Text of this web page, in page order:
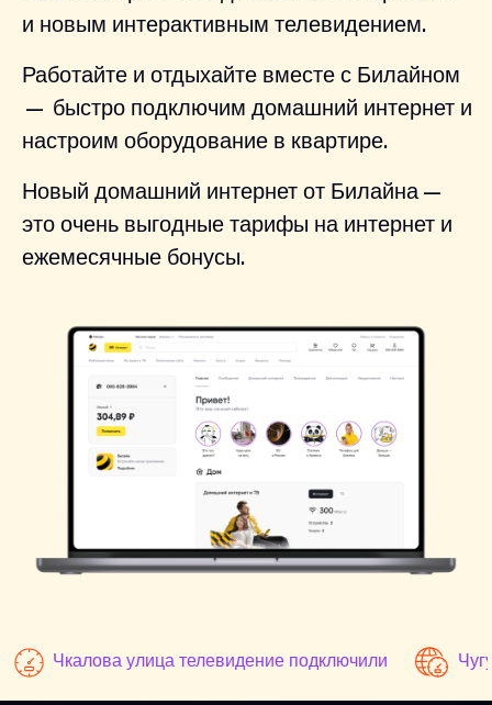
и новым интерактивным телевидением.
Работайте и отдыхайте вместе с Билайном
— быстро подключим домашний интернет и
настроим оборудование в квартире.
Новый домашний интернет от Билайна —
это очень выгодные тарифы на интернет и
ежемесячные бонусы.
Чкалова улица телевидение подключили